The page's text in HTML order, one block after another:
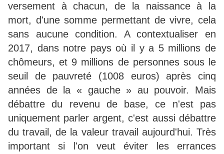
versement à chacun, de la naissance à la
mort, d'une somme permettant de vivre, cela
sans aucune condition. A contextualiser en
2017, dans notre pays où il y a 5 millions de
chômeurs, et 9 millions de personnes sous le
seuil de pauvreté (1008 euros) après cinq
années de la « gauche » au pouvoir. Mais
débattre du revenu de base, ce n'est pas
uniquement parler argent, c'est aussi débattre
du travail, de la valeur travail aujourd'hui. Très
important si l'on veut éviter les errances